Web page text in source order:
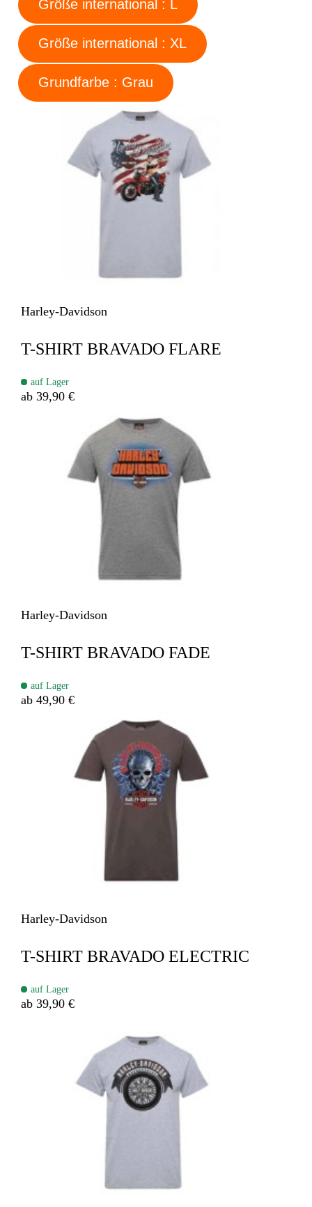
Größe international : L
Größe international : XL
Grundfarbe : Grau
Harley-Davidson
T-SHIRT BRAVADO FLARE
auf Lager
ab 39,90 €
Harley-Davidson
T-SHIRT BRAVADO FADE
auf Lager
ab 49,90 €
Harley-Davidson
T-SHIRT BRAVADO ELECTRIC
auf Lager
ab 39,90 €